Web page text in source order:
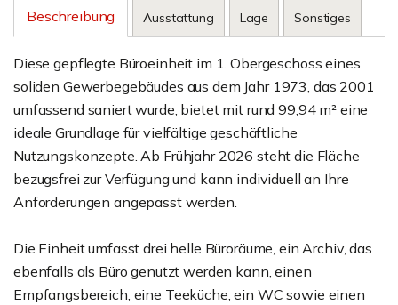
Beschreibung Ausstattung Lage Sonstiges
Diese gepflegte Büroeinheit im 1. Obergeschoss eines
soliden Gewerbegebäudes aus dem Jahr 1973, das 2001
umfassend saniert wurde, bietet mit rund 99,94 m² eine
ideale Grundlage für vielfältige geschäftliche
Nutzungskonzepte. Ab Frühjahr 2026 steht die Fläche
bezugsfrei zur Verfügung und kann individuell an Ihre
Anforderungen angepasst werden.
Die Einheit umfasst drei helle Büroräume, ein Archiv, das
ebenfalls als Büro genutzt werden kann, einen
Empfangsbereich, eine Teeküche, ein WC sowie einen